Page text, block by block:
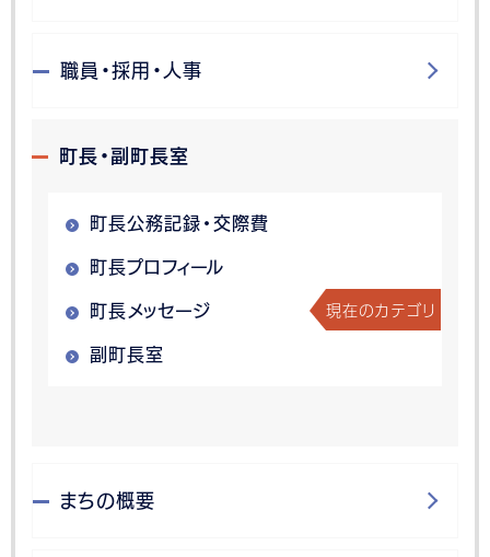
職員・採用・人事
町長・副町長室
町長公務記録・交際費
町長プロフィール
町長メッセージ 現在のカテゴリ
副町長室
まちの概要